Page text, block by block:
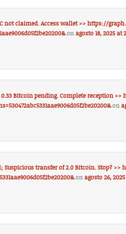
not claimed. Access wallet >> https://
onagosto 18, 2025 at
Bitcoin pending. Complete reception >>
on
Suspicious transfer of 2.0 Bitcoin. Stop? >>
onagosto 26,